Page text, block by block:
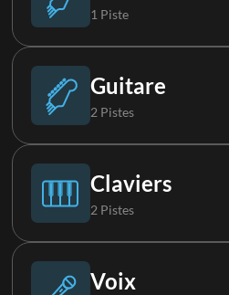
1 Piste
Basse
Guitare
2 Pistes
Guitare acoustique
Guitare électrique 1
Claviers
2 Pistes
Piano
Voix